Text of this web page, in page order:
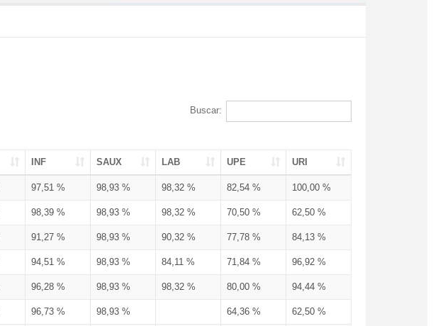
Buscar:
INF SAUX LAB UPE URI
97,51 % 98,93 % 98,32 % 82,54 % 100,00 %
98,39 % 98,93 % 98,32 % 70,50 % 62,50 %
91,27 % 98,93 % 90,32 % 77,78 % 84,13 %
94,51 % 98,93 % 84,11 % 71,84 % 96,92 %
96,28 % 98,93 % 98,32 % 80,00 % 94,44 %
96,73 % 98,93 % 64,36 % 62,50 %